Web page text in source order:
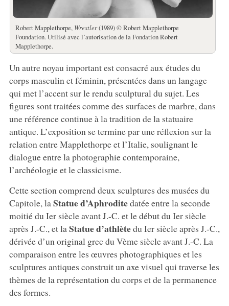
Robert Mapplethorpe, Wrestler(1989) © Robert Mapplethorpe
Foundation. Utilisé avec l’autorisation de la Fondation Robert
Mapplethorpe.
Un autre noyau important est consacré aux études du
corps masculin et féminin, présentées dans un langage
qui met l’accent sur le rendu sculptural du sujet. Les
figures sont traitées comme des surfaces de marbre, dans
une référence continue à la tradition de la statuaire
antique. L’exposition se termine par une réflexion sur la
relation entre Mapplethorpe et l’Italie, soulignant le
dialogue entre la photographie contemporaine,
l’archéologie et le classicisme.
Cette section comprend deux sculptures des musées du
Capitole, laStatue d’Aphroditedatée entre la seconde
moitié du Ier siècle avant J.-C. et le début du Ier siècle
après J.-C., et laStatue d’athlètedu Ier siècle après J.-C.,
dérivée d’un original grec du Vème siècle avant J.-C. La
comparaison entre les œuvres photographiques et les
sculptures antiques construit un axe visuel qui traverse les
thèmes de la représentation du corps et de la permanence
des formes.